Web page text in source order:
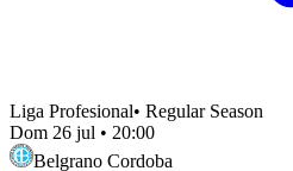
Liga Profesional• Regular Season
Dom 26 jul • 20:00
Belgrano Cordoba